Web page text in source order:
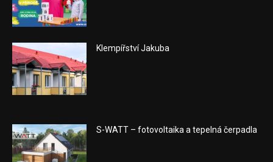
Klempířství Jakuba
S-WATT – fotovoltaika a tepelná čerpadla